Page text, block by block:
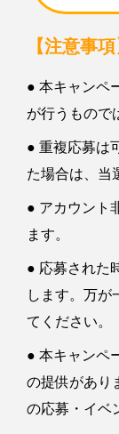
【注意事項
● 本キャンペ
が行うもので
● 重複応募は
た場合は、当
● アカウント
ます。
● 応募された
します。万が
てください。
● 本キャンペ
の提供があり
の応募・イベ